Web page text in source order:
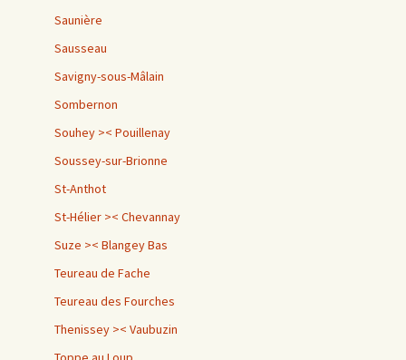
Saunière
Sausseau
Savigny-sous-Mâlain
Sombernon
Souhey >< Pouillenay
Soussey-sur-Brionne
St-Anthot
St-Hélier >< Chevannay
Suze >< Blangey Bas
Teureau de Fache
Teureau des Fourches
Thenissey >< Vaubuzin